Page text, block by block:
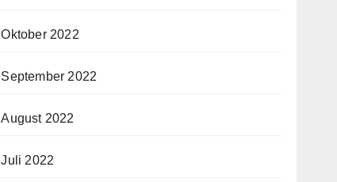
Oktober 2022
September 2022
August 2022
Juli 2022